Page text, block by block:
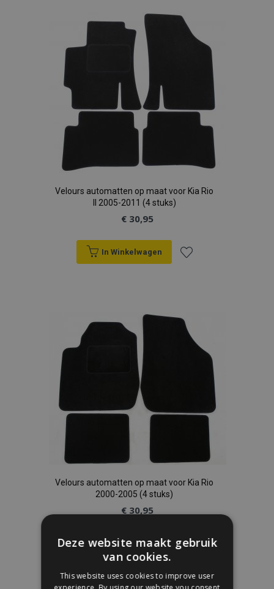
aan
verlanglijst
Velours automatten op maat voor Kia Rio
II 2005-2011 (4 stuks)
€ 30,95
In Winkelwagen
aan
verlanglijst
Velours automatten op maat voor Kia Rio
2000-2005 (4 stuks)
€ 30,95
In Winkelwagen
Deze website maakt gebruik
van cookies.
This website uses cookies to improve user